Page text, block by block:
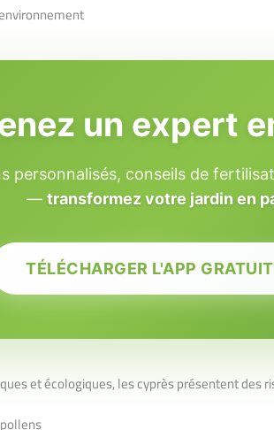
un expert
personnalisés, conseils de
— transformez votre jardin en
TÉLÉCHARGER L'APP
et écologiques, les cyprès présentent des